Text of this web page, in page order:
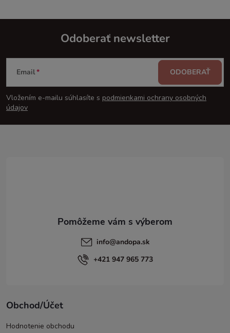
Z
á
p
Odoberať newsletter
Email
Vložením e-mailu súhlasíte s podmienkami ochrany osobných
údajov
ODOBERAŤ
info@andopa.sk
+421 947 965 773
Obchod/Účet
Hodnotenie obchodu